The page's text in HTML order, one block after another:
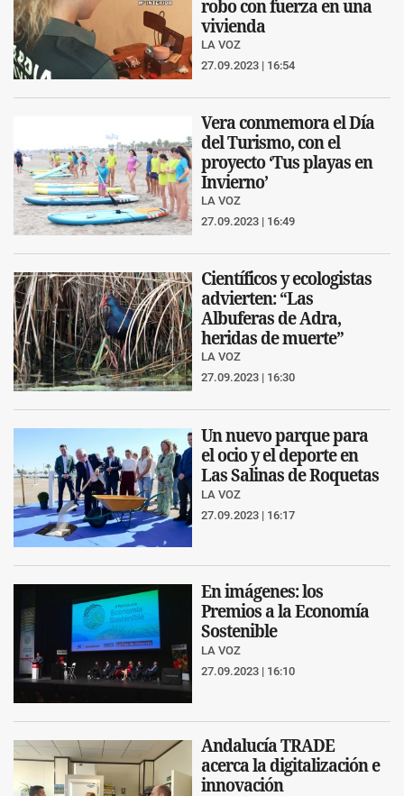
robo con fuerza en una
vivienda
LA VOZ
27.09.2023 | 16:54
Vera conmemora el Día
del Turismo, con el
proyecto ‘Tus playas en
Invierno’
LA VOZ
27.09.2023 | 16:49
Científicos y ecologistas
advierten: “Las
Albuferas de Adra,
heridas de muerte”
LA VOZ
27.09.2023 | 16:30
Un nuevo parque para
el ocio y el deporte en
Las Salinas de Roquetas
LA VOZ
27.09.2023 | 16:17
En imágenes: los
Premios a la Economía
Sostenible
LA VOZ
27.09.2023 | 16:10
Andalucía TRADE
acerca la digitalización e
innovación